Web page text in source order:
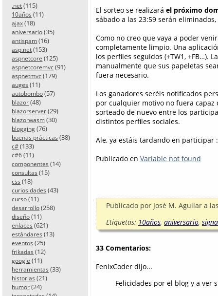
.net (115)
10años (11)
ajax (18)
aniversario (35)
antispam (16)
asp.net (153)
aspnetcore (125)
aspnetcoremvc (91)
aspnetmvc (179)
auges (11)
autobombo (57)
blazor (48)
blazorserver (29)
blazorwasm (30)
blogging (76)
buenas prácticas (38)
c# (133)
c#6 (11)
componentes (14)
consultas (15)
css (18)
curiosidades (43)
curso (11)
desarrollo (258)
diseño (11)
enlaces (621)
estándares (13)
eventos (25)
frikadas (12)
google (11)
herramientas (33)
historias (21)
humor (24)
El sorteo se realizará el próximo
sábado a las 23:59 serán
Como no creo que vaya a poder
completamente limpio. Una
los perfiles seguidos (+TW1, +FB…).
manualmente que sus papeletas
fuera necesario.
Los ganadores seréis notificados
por cualquier motivo no fuera
sorteado de nuevo entre los
distintos perfiles sociales.
Ale, ya estáis tardando en participar
Publicado en Variable not found
Publicado por José M. Aguilar a
Etiquetas: 10años, aniversario,
33 Comentarios:
FenixCoder dijo...
Felicidades por el blog y a ver